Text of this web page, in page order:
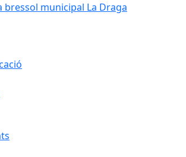
bressol municipal La Draga